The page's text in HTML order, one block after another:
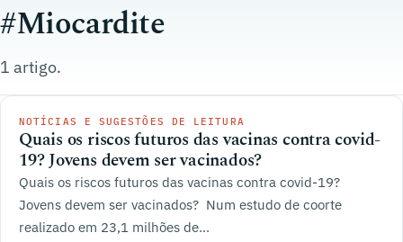
#Miocardite
1 artigo.
NOTÍCIAS E SUGESTÕES DE LEITURA
Quais os riscos futuros das vacinas contra covid-
19? Jovens devem ser vacinados?
Quais os riscos futuros das vacinas contra covid-19?
Jovens devem ser vacinados? Num estudo de coorte
realizado em 23,1 milhões de...